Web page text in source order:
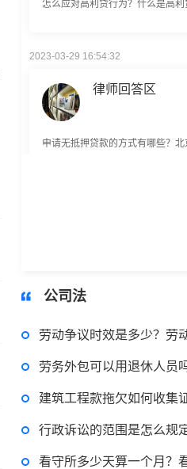
律师回答区
2023-03-29 16:54:32
律师回答区
公司法
劳动争议时效是多少？劳动仲
劳务外包可以用退休人员吗（劳
建筑工程款拖欠如何收集证据？拖欠工程
行政诉讼的范围是怎么规定的？行政诉讼案件中
看守所多少天算一个月？